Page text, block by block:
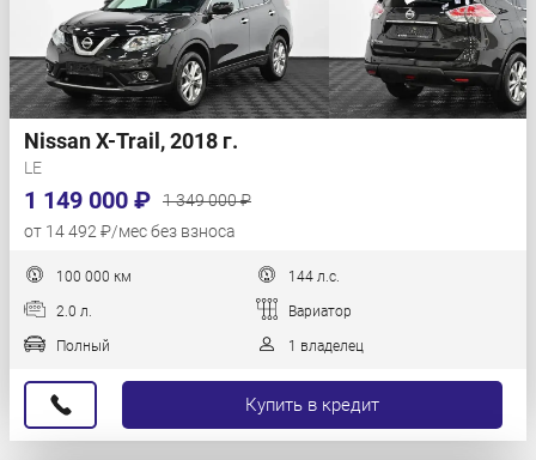
Nissan X-Trail, 2018 г.
LE
1 149 000 ₽
1 349 000 ₽
от 14 492 ₽/мес без взноса
100 000 км 144 л.с.
2.0 л. Вариатор
Полный 1 владелец
Купить в кредит